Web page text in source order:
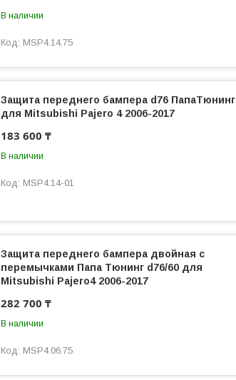
В наличии
MSP4.14.75
Защита переднего бампера d76 ПапаТюнинг
для Mitsubishi Pajero 4 2006-2017
183 600 ₸
В наличии
MSP4.14-01
Защита переднего бампера двойная с
перемычками Папа Тюнинг d76/60 для
Mitsubishi Pajero4 2006-2017
282 700 ₸
В наличии
MSP4.06.75